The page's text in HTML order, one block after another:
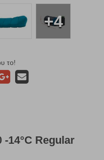
+4
το!
14°C Regular